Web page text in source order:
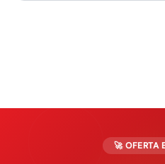
🚀 OFERTA